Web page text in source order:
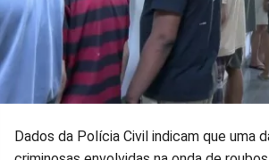
Dados da Polícia Civil indicam que uma